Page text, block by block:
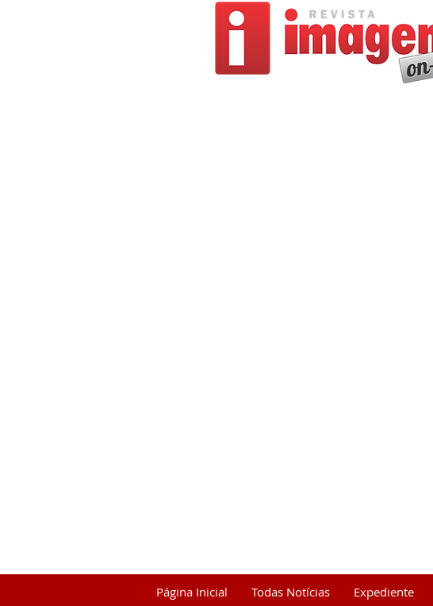
Página Inicial Todas Notícias Expediente